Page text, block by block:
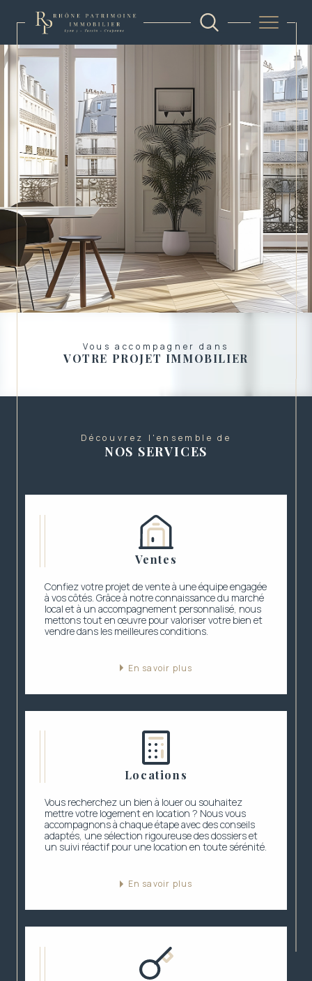
Vous accompagner dans
VOTRE PROJET IMMOBILIER
Découvrez l'ensemble de
NOS SERVICES
Ventes
Confiez votre projet de vente à une équipe engagée
à vos côtés. Grâce à notre connaissance du marché
local et à un accompagnement personnalisé, nous
mettons tout en œuvre pour valoriser votre bien et
vendre dans les meilleures conditions.
En savoir plus
Locations
Vous recherchez un bien à louer ou souhaitez
mettre votre logement en location ? Nous vous
accompagnons à chaque étape avec des conseils
adaptés, une sélection rigoureuse des dossiers et
un suivi réactif pour une location en toute sérénité.
En savoir plus